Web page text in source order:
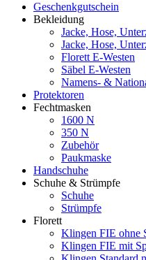
Geschenkgutschein
Bekleidung
Jacke, Hose,
Jacke, Hose,
Florett E-Westen
Säbel E-Westen
Namens- &
Protektoren
Fechtmasken
1600 N
350 N
Zubehör
Paukmaske
Handschuhe
Schuhe & Strümpfe
Schuhe
Strümpfe
Florett
Klingen FIE ohne
Klingen FIE mit